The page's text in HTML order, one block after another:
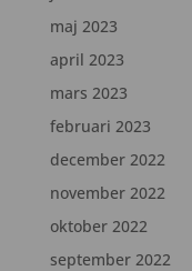
maj 2023
april 2023
mars 2023
februari 2023
december 2022
november 2022
oktober 2022
september 2022